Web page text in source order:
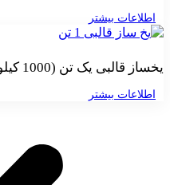
اطلاعات بیشتر
یخساز قالبی یک تن (1000 کیلوگرم)
اطلاعات بیشتر